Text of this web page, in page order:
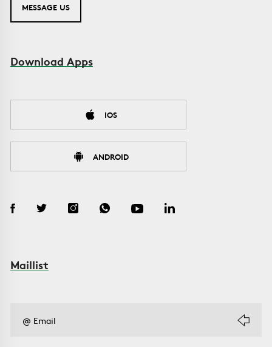
MESSAGE US
Download Apps
IOS
ANDROID
Maillist